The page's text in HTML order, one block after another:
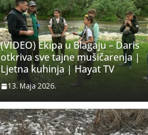
(VIDEO) Ekipa u Blagaju – Daris
otkriva sve tajne mušičarenja |
Ljetna kuhinja | Hayat TV
13. Maja 2026.